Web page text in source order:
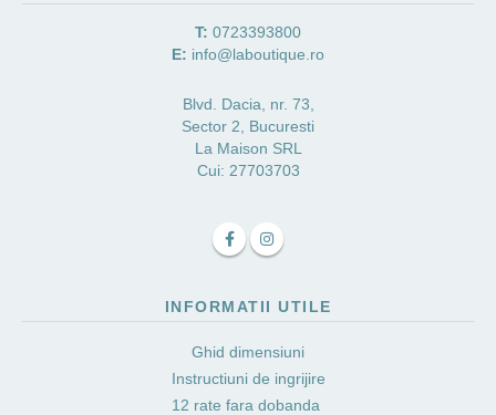
T: 0723393800
E: info@laboutique.ro
Blvd. Dacia, nr. 73,
Sector 2, Bucuresti
La Maison SRL
Cui: 27703703
INFORMATII UTILE
Ghid dimensiuni
Instructiuni de ingrijire
12 rate fara dobanda